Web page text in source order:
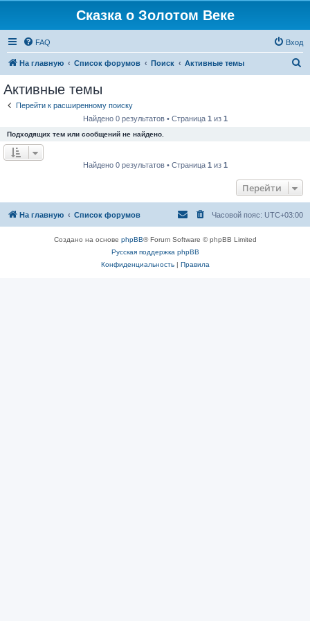
Сказка о Золотом Веке
FAQ Вход
На главную Список форумов Поиск Активные темы
Активные темы
Перейти к расширенному поиску
Найдено 0 результатов • Страница 1 из 1
Подходящих тем или сообщений не найдено.
Найдено 0 результатов • Страница 1 из 1
Перейти
На главную Список форумов Часовой пояс: UTC+03:00
Создано на основе phpBB® Forum Software © phpBB Limited
Русская поддержка phpBB
Конфиденциальность| Правила